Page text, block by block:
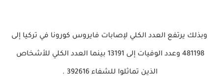
وبذلك يرتفع العدد الكلي لإصابات فايروس كورونا في تركيا إلى
481198 وعدد الوفيات إلى 13191 بينما العدد الكلي للأشخاص
الذين تماثلوا للشفاء 392616 .